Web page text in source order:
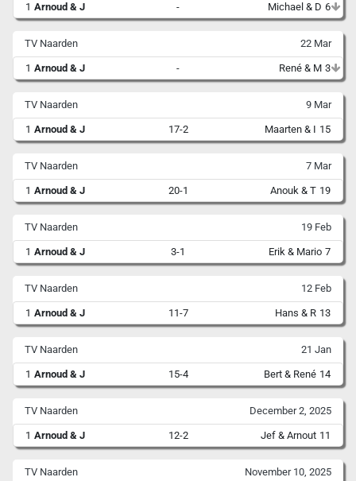
1 Arnoud & J - Michael & D 6
TV Naarden 22 Mar
1 Arnoud & J - René & M 3
TV Naarden 9 Mar
1 Arnoud & J 17-2 Maarten & I 15
TV Naarden 7 Mar
1 Arnoud & J 20-1 Anouk & T 19
TV Naarden 19 Feb
1 Arnoud & J 3-1 Erik & Mario 7
TV Naarden 12 Feb
1 Arnoud & J 11-7 Hans & R 13
TV Naarden 21 Jan
1 Arnoud & J 15-4 Bert & René 14
TV Naarden December 2, 2025
1 Arnoud & J 12-2 Jef & Arnout 11
TV Naarden November 10, 2025